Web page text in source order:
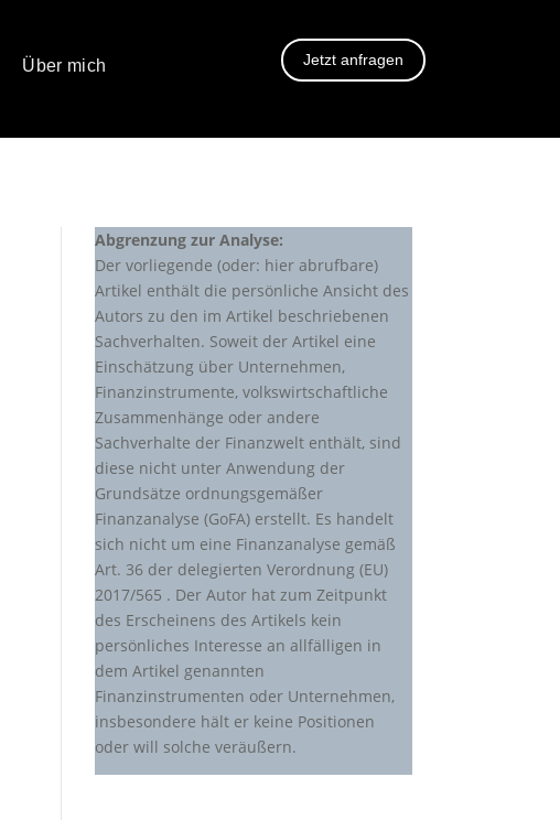
Über mich
Jetzt anfragen
Abgrenzung zur Analyse:
Der vorliegende (oder: hier abrufbare)
Artikel enthält die persönliche Ansicht des
Autors zu den im Artikel beschriebenen
Sachverhalten. Soweit der Artikel eine
Einschätzung über Unternehmen,
Finanzinstrumente, volkswirtschaftliche
Zusammenhänge oder andere
Sachverhalte der Finanzwelt enthält, sind
diese nicht unter Anwendung der
Grundsätze ordnungsgemäßer
Finanzanalyse (GoFA) erstellt. Es handelt
sich nicht um eine Finanzanalyse gemäß
Art. 36 der delegierten Verordnung (EU)
2017/565 . Der Autor hat zum Zeitpunkt
des Erscheinens des Artikels kein
persönliches Interesse an allfälligen in
dem Artikel genannten
Finanzinstrumenten oder Unternehmen,
insbesondere hält er keine Positionen
oder will solche veräußern.